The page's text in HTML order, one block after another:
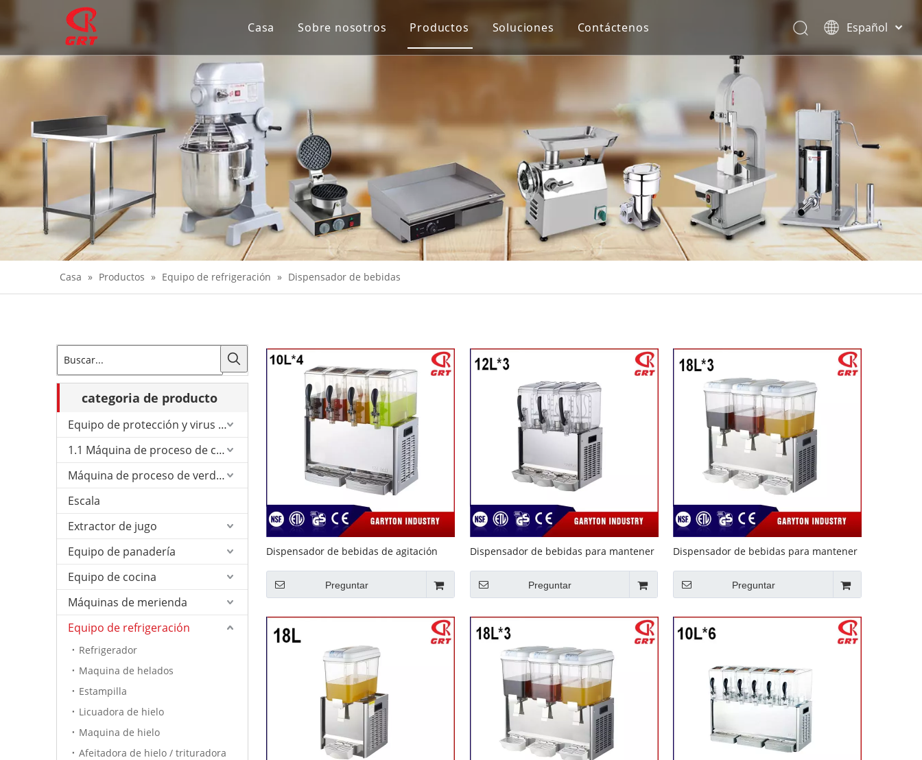
Casa Sobre nosotros Productos
Equipo de protección y virus de Corona.
Extractor de jugo
Equipo de panadería
Equipo de cocina
Equipos de acero inoxidable
Servicio de comida
Soluciones Contáctenos
Español
English
Casa » Productos » Equipo de refrigeración » Dispensador de bebidas
categoria de producto
Equipo de protección y virus de Corona.
1.1 Máquina de proceso de carne
Máquina de proceso de verduras
Escala
Extractor de jugo
Equipo de panadería
Equipo de cocina
Máquinas de merienda
Equipo de refrigeración
Refrigerador
Maquina de helados
Estampilla
Licuadora de hielo
Maquina de hielo
Afeitadora de hielo / trituradora
Dispensador de bebidas de agitación
(GRT-LRYJ10L * 4)Preguntar
Dispensador de bebidas para mantener
Preguntar
Dispensador de bebidas para mantener
Preguntar